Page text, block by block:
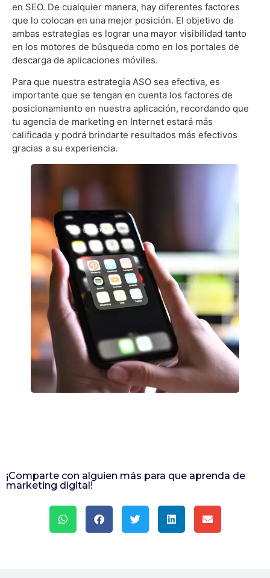
en SEO. De cualquier manera, hay diferentes factores
que lo colocan en una mejor posición. El objetivo de
ambas estrategias es lograr una mayor visibilidad tanto
en los motores de búsqueda como en los portales de
descarga de aplicaciones móviles.
Para que nuestra estrategia ASO sea efectiva, es
importante que se tengan en cuenta los factores de
posicionamiento en nuestra aplicación, recordando que
tu agencia de marketing en Internet estará más
calificada y podrá brindarte resultados más efectivos
gracias a su experiencia.
¡Comparte con alguien más para que aprenda de
marketing digital!